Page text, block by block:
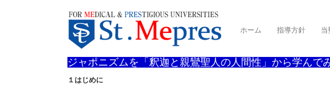
ホーム 指導方針 当
ホーム 凡くら先生の主なニュース
ジャポニズムを「釈迦と親鸞聖人の人間性」から学んで
１はじめに